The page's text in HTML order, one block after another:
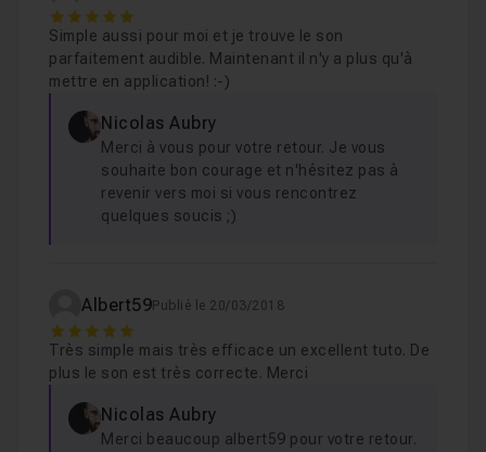
5
Simple aussi pour moi et je trouve le son
parfaitement audible. Maintenant il n'y a plus qu'à
mettre en application! :-)
Nicolas Aubry
Merci à vous pour votre retour. Je vous
souhaite bon courage et n'hésitez pas à
revenir vers moi si vous rencontrez
quelques soucis ;)
Albert59Publié le 20/03/2018
5
Très simple mais très efficace un excellent tuto. De
plus le son est très correcte. Merci
Nicolas Aubry
Merci beaucoup albert59 pour votre retour.